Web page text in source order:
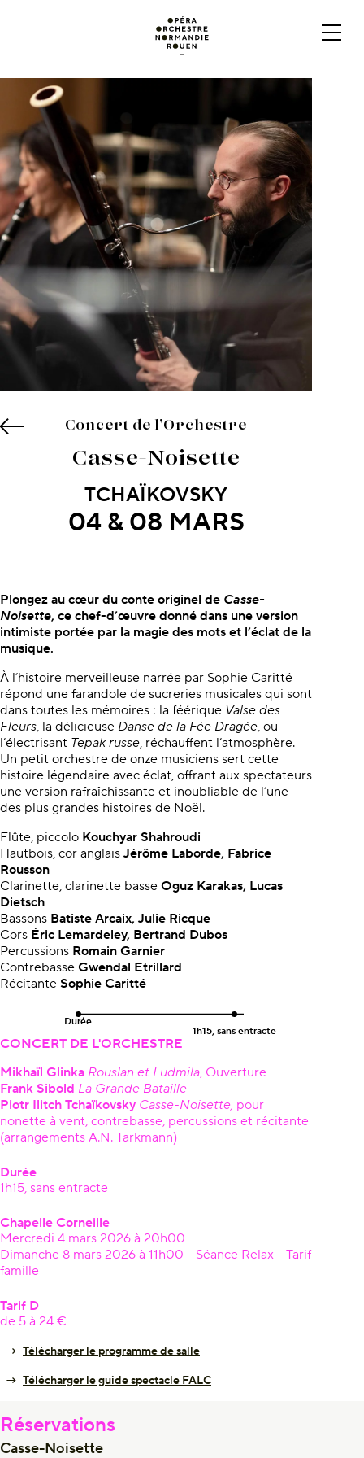
Concert de l'Orchestre
Casse-Noisette
TCHAÏKOVSKY
04 & 08 MARS
À propos du concert
Plongez au cœur du conte originel de Casse-
Noisette, ce chef-d’œuvre donné dans une version
intimiste portée par la magie des mots et l’éclat de la
musique.
À l’histoire merveilleuse narrée par Sophie Caritté
répond une farandole de sucreries musicales qui sont
dans toutes les mémoires : la féérique Valse des
Fleurs, la délicieuse Danse de la Fée Dragée, ou
l’électrisant Tepak russe, réchauffent l’atmosphère.
Un petit orchestre de onze musiciens sert cette
histoire légendaire avec éclat, offrant aux spectateurs
une version rafraîchissante et inoubliable de l’une
des plus grandes histoires de Noël.
Flûte, piccolo Kouchyar Shahroudi
Hautbois, cor anglais Jérôme Laborde, Fabrice
Rousson
Clarinette, clarinette basse Oguz Karakas, Lucas
Dietsch
Bassons Batiste Arcaix, Julie Ricque
Cors Éric Lemardeley, Bertrand Dubos
Percussions Romain Garnier
Contrebasse Gwendal Etrillard
Récitante Sophie Caritté
Durée
1h15, sans entracte
CONCERT DE L'ORCHESTRE
Mikhaïl Glinka Rouslan et Ludmila, Ouverture
Frank Sibold La Grande Bataille
Piotr Ilitch Tchaïkovsky Casse-Noisette, pour
nonette à vent, contrebasse, percussions et récitante
(arrangements A.N. Tarkmann)
Durée
1h15, sans entracte
Chapelle Corneille
Mercredi 4 mars 2026 à 20h00
Dimanche 8 mars 2026 à 11h00 - Séance Relax - Tarif
famille
Tarif D
de 5 à 24 €
Télécharger le programme de salle
Télécharger le guide spectacle FALC
Réservations
Casse-Noisette